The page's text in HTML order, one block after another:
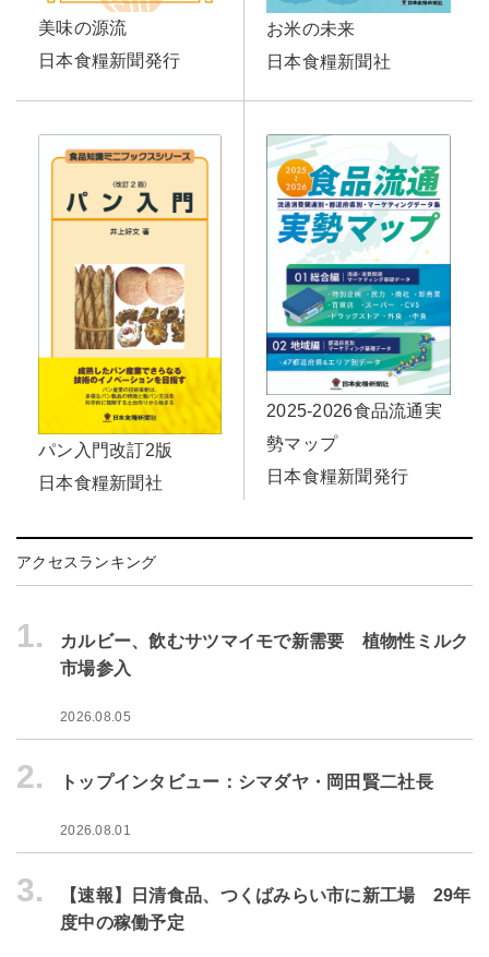
美味の源流
日本食糧新聞発行
お米の未来
日本食糧新聞社
パン入門改訂2版
日本食糧新聞社
2025-2026食品流通実
勢マップ
日本食糧新聞発行
アクセスランキング
1.
カルビー、飲むサツマイモで新需要 植物性ミルク
市場参入
2026.08.05
2. トップインタビュー：シマダヤ・岡田賢二社長
2026.08.01
3.
【速報】日清食品、つくばみらい市に新工場 29年
度中の稼働予定